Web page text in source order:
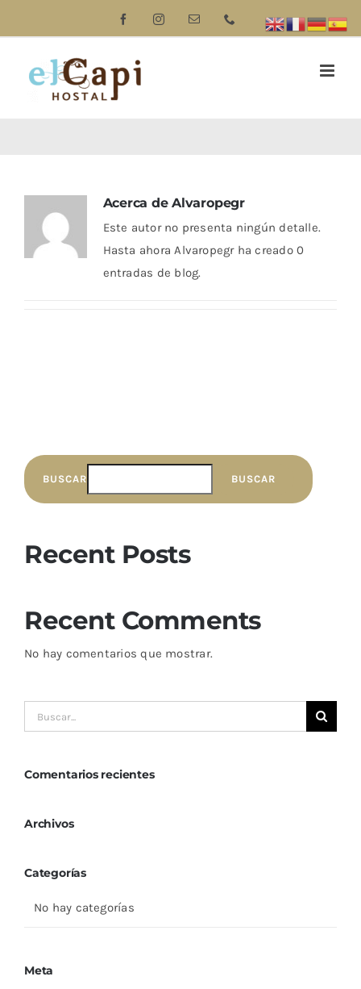
al
contenido
FacebookInstagramCorreo
Acerca deAlvaropegr
Este autor no presenta ningún detalle.
Hasta ahora Alvaropegr ha creado 0
entradas de blog.
BUSCAR BUSCAR
Recent Posts
Recent Comments
No hay comentarios que mostrar.
Buscar:
Comentarios recientes
Archivos
Categorías
No hay categorías
Meta